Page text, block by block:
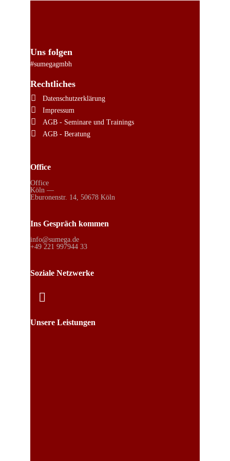
Uns folgen
#sumegagmbh
Rechtliches
Datenschutzerklärung
Impressum
AGB - Seminare und Trainings
AGB - Beratung
Office
Office
Köln —
Eburonenstr. 14, 50678 Köln
Ins Gespräch kommen
info@sumega.de
+49 221 997944 33
Soziale Netzwerke
Unsere Leistungen